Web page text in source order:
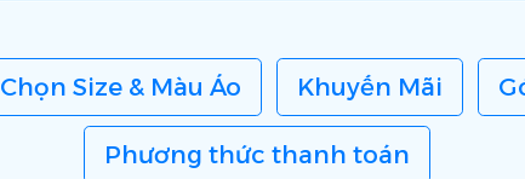
Chọn Size & Màu Áo Khuyến Mãi
Phương thức thanh toán